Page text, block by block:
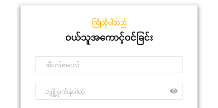
ကြိုဆိုပါသည်
ဝယ်သူအကောင့်ဝင်ခြင်း